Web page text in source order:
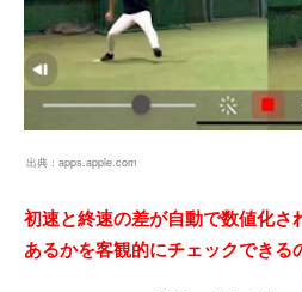
出典： apps.apple.com
初速と終速の差が自動で数値化さ
あるかを客観的にチェックできる